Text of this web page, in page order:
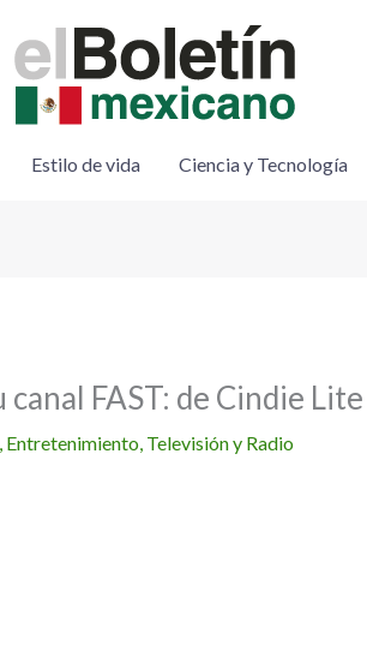
Estilo de vida Ciencia y Tecnología
FAST: de Cindie
Entretenimiento, Televisión y Radio